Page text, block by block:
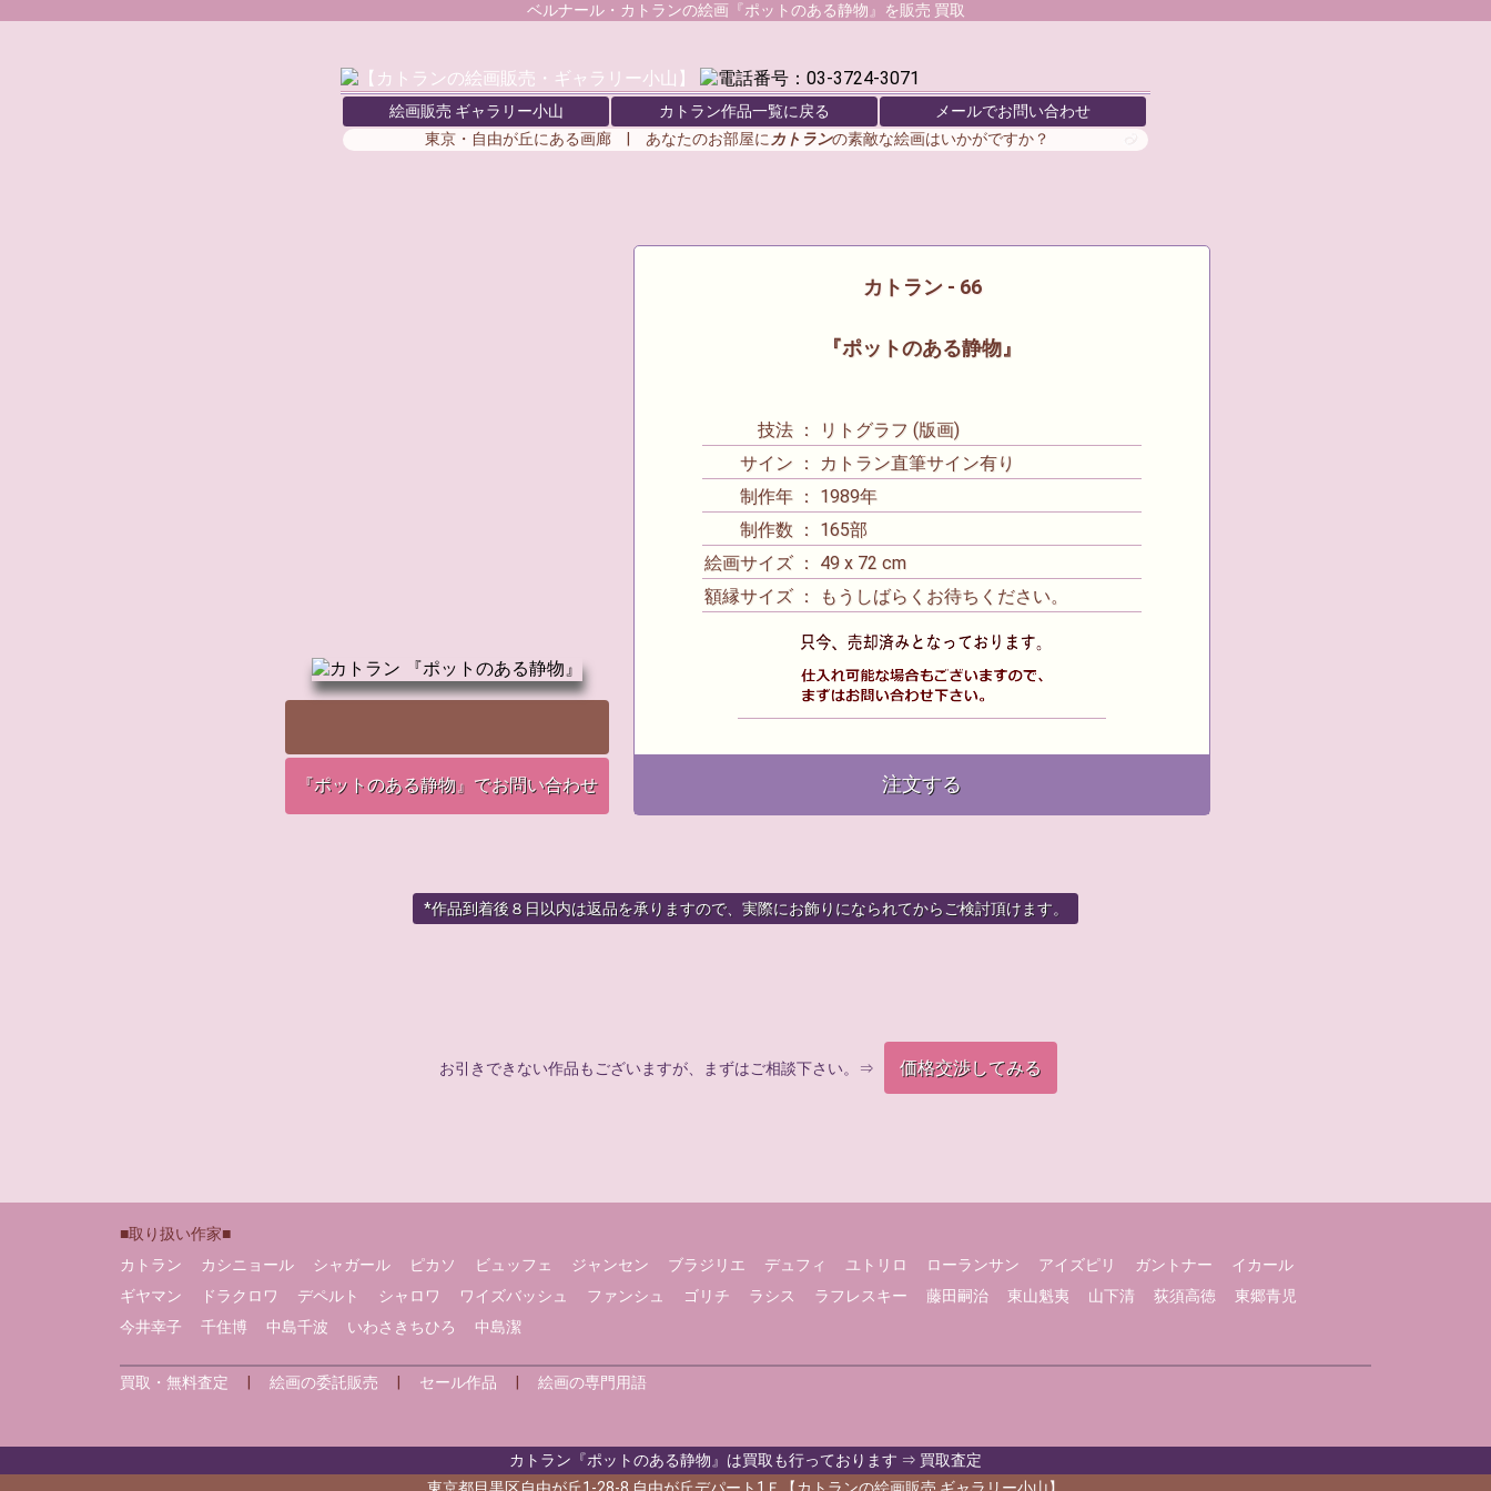
ベルナール・カトランの絵画『ポットのある静物』を販売 買取
絵画販売 ギャラリー小山 カトラン作品一覧に戻る
メールでお問い合わせ
東京・自由が丘にある画廊 | あなたのお部屋に カトランの素敵な絵画はいかがですか？
『ポットのある静物』でお問い合わせ
カトラン - 66
『ポットのある静物』
技法 ： リトグラフ (版画)
サイン ： カトラン直筆サイン有り
制作年 ： 1989年
制作数 ： 165部
絵画サイズ ： 49 x 72 cm
額縁サイズ ： もうしばらくお待ちください。
注文する
*作品到着後８日以内は返品を承りますので、実際にお飾りになられてからご検討頂けます。
お引きできない作品もございますが、まずはご相談下さい。⇒ 価格交渉してみる
■取り扱い作家■
カトラン
カシニョール シャガール ピカソ ビュッフェ ジャンセン ブラジリエ デュフィ ユトリロ ローランサン アイズピリ ガントナー
イカール
ギヤマン
ドラクロワ デペルト シャロワ ワイズバッシュ ファンシュ ゴリチ ラシス ラフレスキー 藤田嗣治 東山魁夷 山下清 荻須高徳
東郷青児
今井幸子
千住博 中島千波 いわさきちひろ 中島潔
買取・無料査定 絵画の委託販売 セール作品 絵画の専門用語
カトラン『ポットのある静物』は買取も行っております ⇒ 買取査定